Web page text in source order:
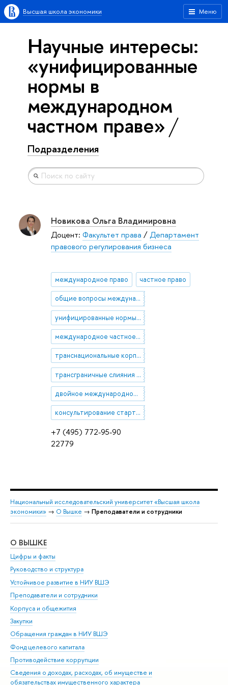
Меню
Высшая школа экономики
Научные интересы:
«унифицированные
нормы в
международном
частном праве»
Подразделения
+7 (495) 772-95-90
22779
Новикова Ольга Владимировна
Доцент: Факультет права /Департамент
правового регулирования бизнеса
международное право частное право
общие вопросы международного частного права
унифицированные нормы в международном частном праве
международное частное право в практике отдельных стран
транснациональные корпорации
трансграничные слияния и поглощения
двойное международное налогообложение
консультирование стартапов
Национальный исследовательский университет «Высшая школа
экономики» → О Вышке → Преподаватели и сотрудники
О ВЫШКЕ
Цифры и факты
Руководство и структура
Устойчивое развитие в НИУ ВШЭ
Преподаватели и сотрудники
Корпуса и общежития
Закупки
Обращения граждан в НИУ ВШЭ
Фонд целевого капитала
Противодействие коррупции
Сведения о доходах, расходах, об имуществе и
обязательствах имущественного характера